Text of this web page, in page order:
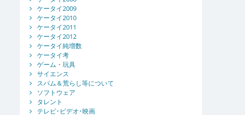
ケータイ2009
ケータイ2010
ケータイ2011
ケータイ2012
ケータイ純増数
ケータイ考
ゲーム・玩具
サイエンス
スパム＆荒らし等について
ソフトウェア
タレント
テレビ･ビデオ･映画